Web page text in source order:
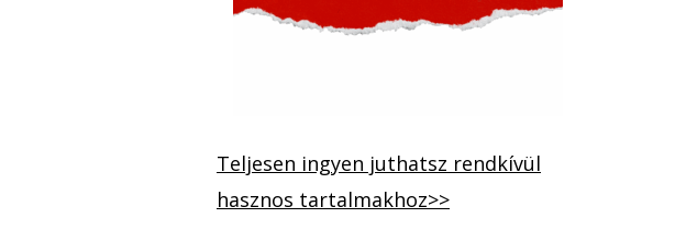
Teljesen ingyen juthatsz rendkívül
hasznos tartalmakhoz>>